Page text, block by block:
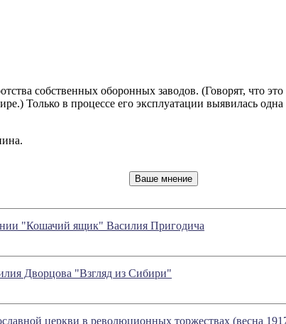
собственных оборонных заводов. (Говорят, что
Только в процессе его эксплуатации выявилась одна
"Кошачий ящик" Василия Пригодича
Дворцова "Взгляд из Сибири"
церкви в революционных торжествах (весна